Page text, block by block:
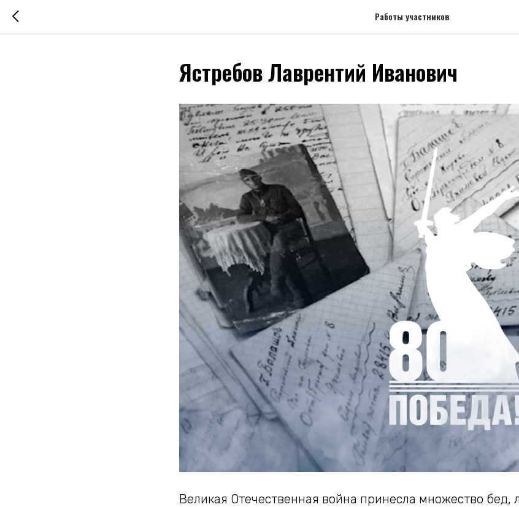
Работы участников
Ястребов Лаврентий Иванович
Великая Отечественная война принесла множество бед,